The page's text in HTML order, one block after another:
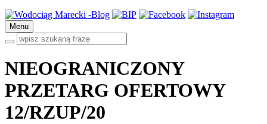
Menu
NIEOGRANICZONY
PRZETARG OFERTOWY
12/RZUP/20